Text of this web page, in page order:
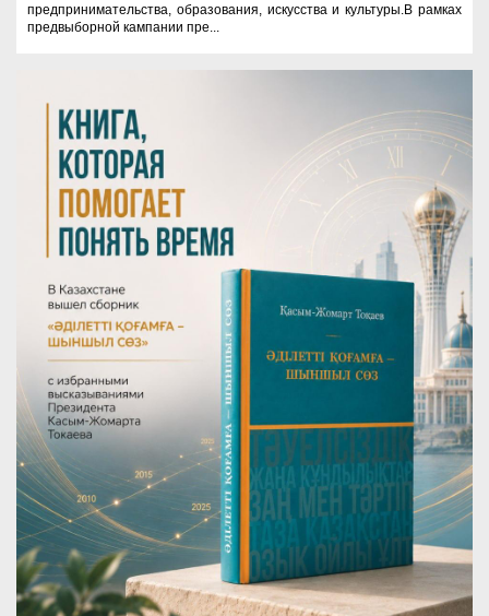
предпринимательства, образования, искусства и культуры.В рамках
предвыборной кампании пре...